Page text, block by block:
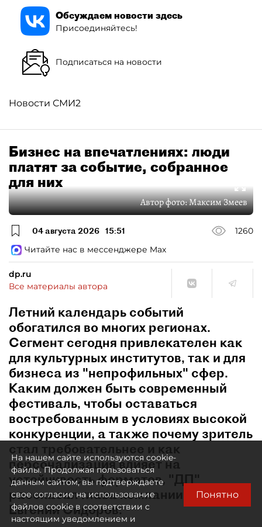
Обсуждаем новости здесь
Присоединяйтесь!
Подписаться на новости
Новости СМИ2
Бизнес на впечатлениях: люди
платят за событие, собранное
для них
Автор фото:Максим Змеев
04 августа 2026 15:51
1260
Читайте нас в мессенджере Max
dp.ru
Все материалы автора
Летний календарь событий
обогатился во многих регионах.
Сегмент сегодня привлекателен как
для культурных институтов, так и для
бизнеса из "непрофильных" сфер.
Каким должен быть современный
фестиваль, чтобы оставаться
востребованным в условиях высокой
конкуренции, а также почему зритель
стал требовательнее и как
персонализация влияет на
устойчивость форматов, "ДП"
рассказал глава компании "Афиша"
Евгений Сидоров.
На нашем сайте используются cookie-
файлы. Продолжая пользоваться
данным сайтом, вы подтверждаете
свое согласие на использование
файлов cookie в соответствии с
настоящим уведомлением и
Понятно